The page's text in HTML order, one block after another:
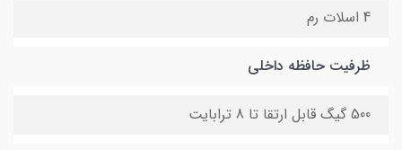
4 اسلات رم
ظرفیت حافظه داخلی
500 گیگ قابل ارتقا تا 8 ترابایت